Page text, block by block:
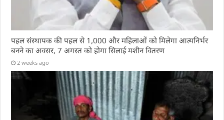
पहल संस्थापक की पहल से 1,000 और महिलाओं को मिलेगा आत्मनिर्भर
बनने का अवसर, 7 अगस्त को होगा सिलाई मशीन वितरण
2 weeks ago